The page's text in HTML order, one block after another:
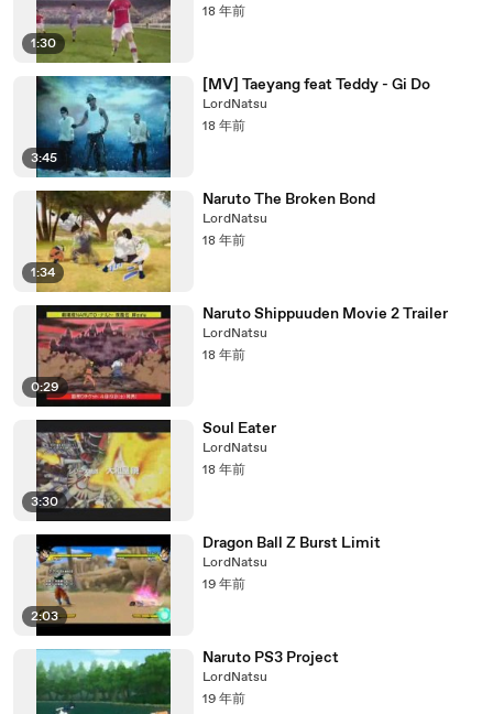
1:30
18 年前
3:45
[MV] Taeyang feat Teddy - Gi Do
LordNatsu
18 年前
1:34
Naruto The Broken Bond
LordNatsu
18 年前
0:29
Naruto Shippuuden Movie 2 Trailer
LordNatsu
18 年前
3:30
Soul Eater
LordNatsu
18 年前
2:03
Dragon Ball Z Burst Limit
LordNatsu
19 年前
Naruto PS3 Project
LordNatsu
19 年前